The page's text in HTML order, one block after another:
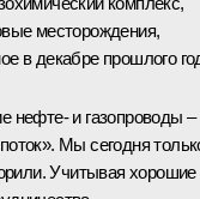
месторождения,
в декабре прошлого
нефте- и газопроводы –
Мы сегодня
Учитывая хорошие